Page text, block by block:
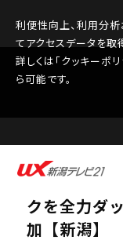
利便性向上、利用分
てアクセスデータを取
詳しくは「クッキーポ
ら可能です。
2025.11.10
県内初開催
クを全力ダ
加【新潟】